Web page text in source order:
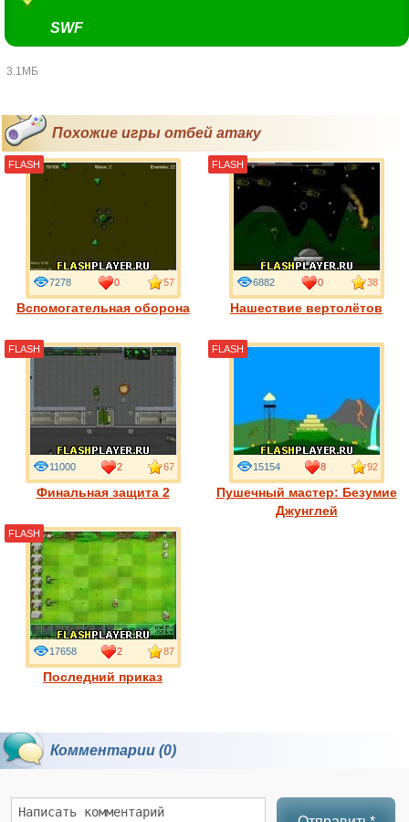
SWF
3.1МБ
Похожие игры отбей атаку
Вспомогательная оборона
7278 0 57
FLASH
Нашествие вертолётов
6882 0 38
FLASH
Финальная защита 2
11000 2 67
FLASH
Пушечный мастер: Безумие
Джунглей
15154 8 92
FLASH
Последний приказ
17658 2 87
FLASH
Комментарии (0)